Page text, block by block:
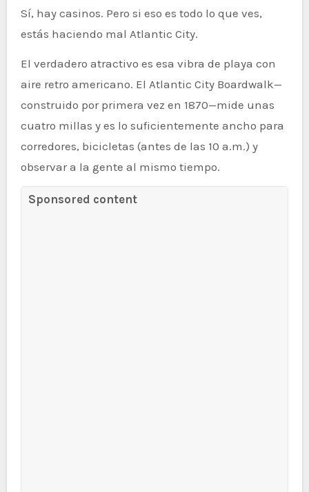
Sí, hay casinos. Pero si eso es todo lo que ves,
estás haciendo mal Atlantic City.
El verdadero atractivo es esa vibra de playa con
aire retro americano. El Atlantic City Boardwalk—
construido por primera vez en 1870—mide unas
cuatro millas y es lo suficientemente ancho para
corredores, bicicletas (antes de las 10 a.m.) y
observar a la gente al mismo tiempo.
Sponsored content